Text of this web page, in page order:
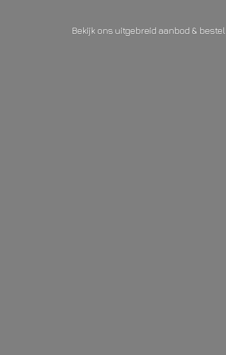
Bekijk ons uitgebreid aanbod & bestel